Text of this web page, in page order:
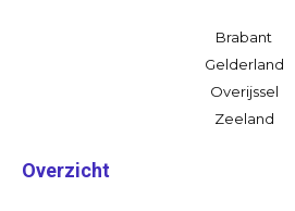
Brabant
Gelderland
Overijssel
Zeeland
Overzicht